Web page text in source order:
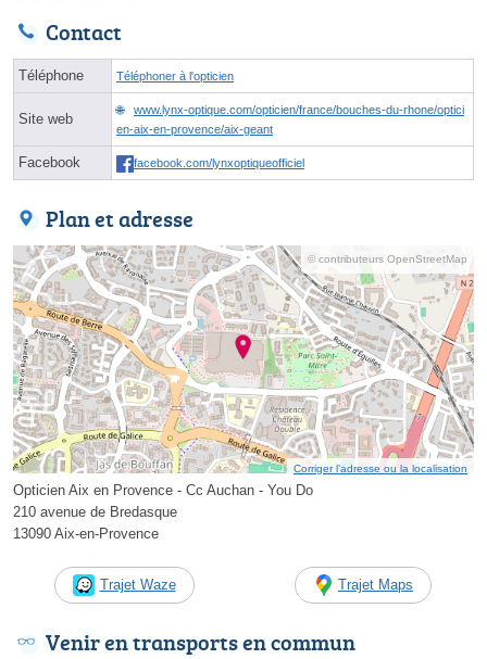
Contact
Téléphone Téléphoner à l'opticien
Site web
www.lynx-optique.com/opticien/france/bouches-du-rhone/optici
en-aix-en-provence/aix-geant
Facebook facebook.com/lynxoptiqueofficiel
Plan et adresse
© contributeurs OpenStreetMap
Corriger l’adresse ou la localisation
Opticien Aix en Provence - Cc Auchan - You Do
210 avenue de Bredasque
13090 Aix-en-Provence
Trajet Waze Trajet Maps
Venir en transports en commun